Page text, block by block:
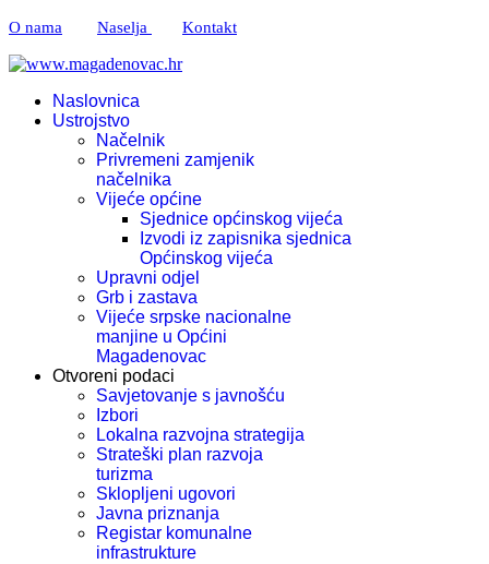
O nama Naselja Kontakt
Naslovnica
Ustrojstvo
Načelnik
Privremeni zamjenik
načelnika
Vijeće općine
Sjednice općinskog vijeća
Izvodi iz zapisnika sjednica
Općinskog vijeća
Upravni odjel
Grb i zastava
Vijeće srpske nacionalne
manjine u Općini
Magadenovac
Otvoreni podaci
Savjetovanje s javnošću
Izbori
Lokalna razvojna strategija
Strateški plan razvoja
turizma
Sklopljeni ugovori
Javna priznanja
Registar komunalne
infrastrukture